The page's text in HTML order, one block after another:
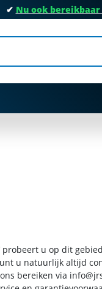
✔ Nu ook bereikbaar
u op dit
u natuurlijk altijd
bereiken via